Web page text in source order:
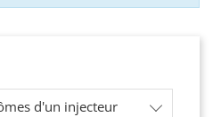
d'un injecteur